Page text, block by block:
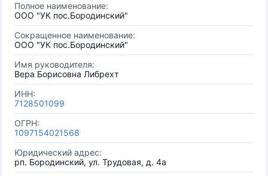
Полное наименование:
ООО "УК пос.Бородинский"
Сокращенное наименование:
ООО "УК пос.Бородинский"
Имя руководителя:
Вера Борисовна Либрехт
ИНН:
7128501099
ОГРН:
1097154021568
Юридический адрес:
рп. Бородинский, ул. Трудовая, д. 4а